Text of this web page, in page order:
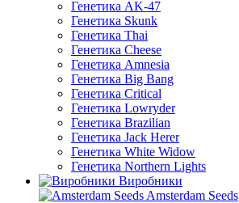
Генетика AK-47
Генетика Skunk
Генетика Thai
Генетика Cheese
Генетика Amnesia
Генетика Big Bang
Генетика Critical
Генетика Lowryder
Генетика Brazilian
Генетика Jack Herer
Генетика White Widow
Генетика Northern Lights
Виробники
Amsterdam Seeds